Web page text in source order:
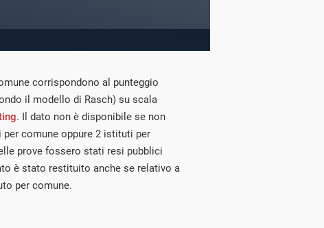
corrispondono al punteggio
il modello di Rasch) su scala
. Il dato non è disponibile se non
comune oppure 2 istituti per
prove fossero stati resi pubblici
è stato restituito anche se relativo a
per comune.